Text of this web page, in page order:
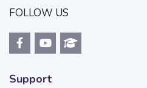
FOLLOW US
Support